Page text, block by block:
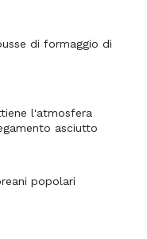
di formaggio di
l'atmosfera
asciutto
popolari